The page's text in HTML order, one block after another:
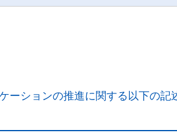
商品である。
ーションの推進に関する以下の記